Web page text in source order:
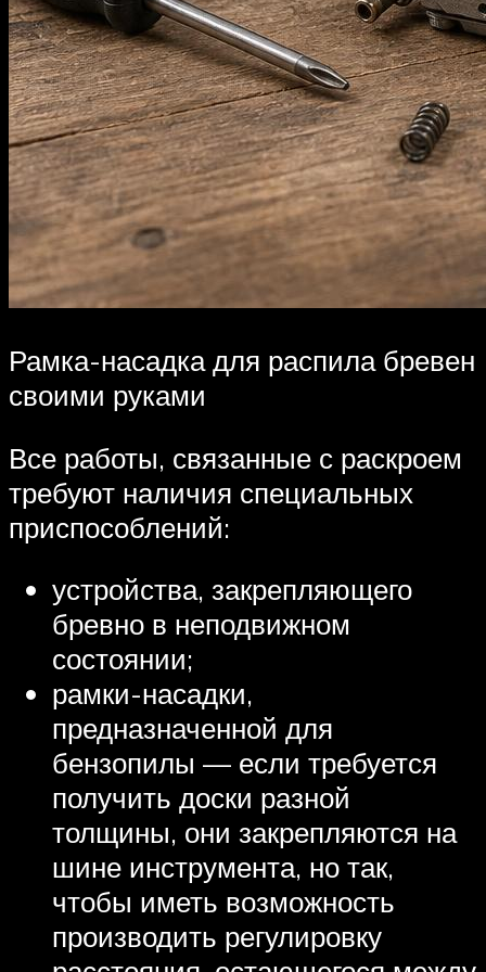
Рамка-насадка для распила бревен
своими руками
Все работы, связанные с раскроем
требуют наличия специальных
приспособлений:
устройства, закрепляющего
бревно в неподвижном
состоянии;
рамки-насадки,
предназначенной для
бензопилы — если требуется
получить доски разной
толщины, они закрепляются на
шине инструмента, но так,
чтобы иметь возможность
производить регулировку